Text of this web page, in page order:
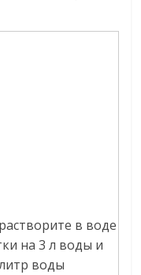
в воде
на 3 л воды и
воды